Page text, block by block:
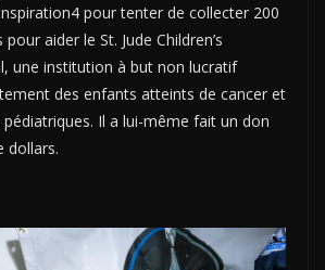
pour tenter de collecter 200
aider le St. Jude Children’s
une institution à but non lucratif
des enfants atteints de cancer et
pédiatriques. Il a lui-même fait un don
dollars.